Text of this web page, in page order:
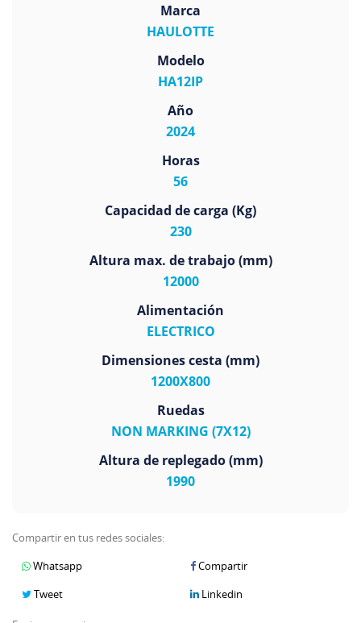
Marca
HAULOTTE
Modelo
HA12IP
Año
2024
Horas
56
Capacidad de carga (Kg)
230
Altura max. de trabajo (mm)
12000
Alimentación
ELECTRICO
Dimensiones cesta (mm)
1200X800
Ruedas
NON MARKING (7X12)
Altura de replegado (mm)
1990
Compartir en tus redes sociales:
Whatsapp
Compartir
Tweet
Linkedin